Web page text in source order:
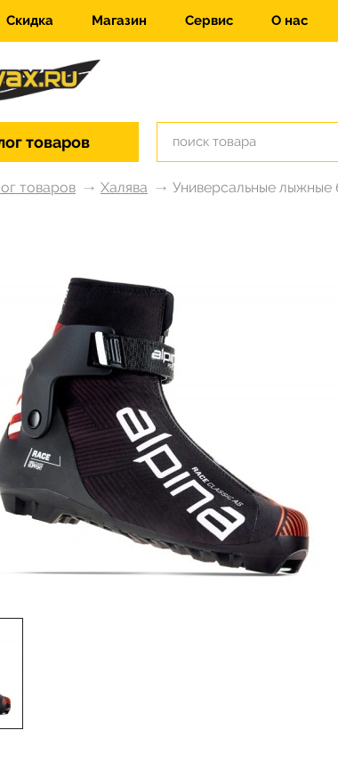
Скидка Магазин Сервис О нас
товаров
товаров Халява Универсальные лыжные